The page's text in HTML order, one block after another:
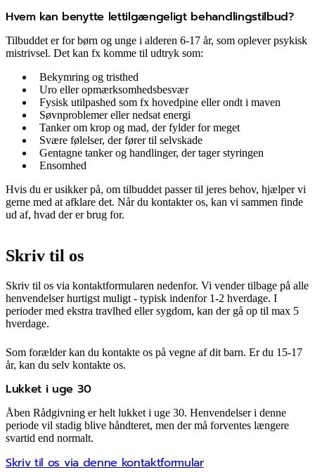
Hvem kan benytte lettilgængeligt behandlingstilbud?
Tilbuddet er for børn og unge i alderen 6-17 år, som oplever psykisk
mistrivsel. Det kan fx komme til udtryk som:
Bekymring og tristhed
Uro eller opmærksomhedsbesvær
Fysisk utilpashed som fx hovedpine eller ondt i maven
Søvnproblemer eller nedsat energi
Tanker om krop og mad, der fylder for meget
Svære følelser, der fører til selvskade
Gentagne tanker og handlinger, der tager styringen
Ensomhed
Hvis du er usikker på, om tilbuddet passer til jeres behov, hjælper vi
gerne med at afklare det. Når du kontakter os, kan vi sammen finde
ud af, hvad der er brug for.
Skriv til os
Skriv til os via kontaktformularen nedenfor. Vi vender tilbage på alle
henvendelser hurtigst muligt - typisk indenfor 1-2 hverdage. I
perioder med ekstra travlhed eller sygdom, kan der gå op til max 5
hverdage.
Som forælder kan du kontakte os på vegne af dit barn. Er du 15-17
år, kan du selv kontakte os.
Lukket i uge 30
Åben Rådgivning er helt lukket i uge 30. Henvendelser i denne
periode vil stadig blive håndteret, men der må forventes længere
svartid end normalt.
Skriv til os via denne kontaktformular